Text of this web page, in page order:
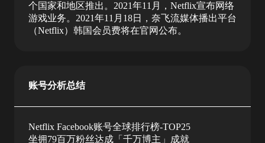
个国家和地区推出。2021年11月，Netflix宣布网络
游戏业务。2021年11月18日，奈飞流媒体播出平台
（Netflix）韩国会员费将在官网公布。
账号分析总结
Netflix Facebook账号全球排行榜-TOP25
坐拥79百万粉丝达成「千万博主」成就